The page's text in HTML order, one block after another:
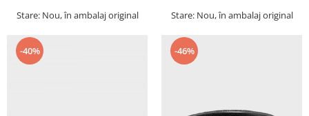
Stare: Nou, în ambalaj original Stare: Nou, în ambalaj original
-40% -46%